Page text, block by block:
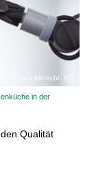
Lydia Albrecht, KIT
in der
Qualität